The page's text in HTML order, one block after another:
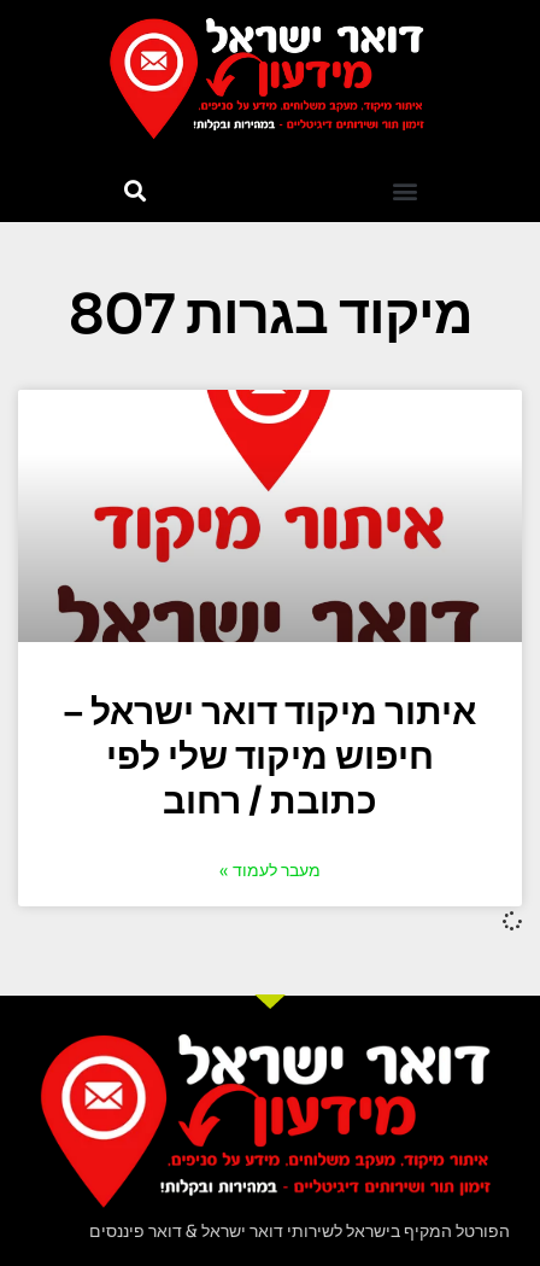
מיקוד בגרות 807
איתור מיקוד דואר ישראל –
חיפוש מיקוד שלי לפי
כתובת / רחוב
מעבר לעמוד »
הפורטל המקיף בישראל לשירותי דואר ישראל & דואר פיננסים